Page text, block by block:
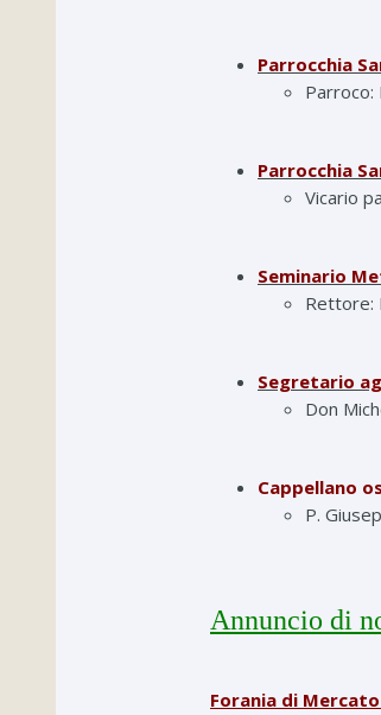
Parrocchia
Parroco:
Parrocchia
Vicario
Seminario
Rettore:
Segretario
Don
Cappellano
P.
Annuncio di
Forania di Mercato